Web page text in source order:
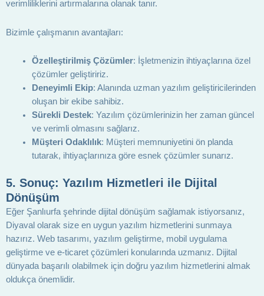
verimliliklerini artırmalarına olanak tanır.
Bizimle çalışmanın avantajları:
Özelleştirilmiş Çözümler: İşletmenizin ihtiyaçlarına özel
çözümler geliştiririz.
Deneyimli Ekip: Alanında uzman yazılım geliştiricilerinden
oluşan bir ekibe sahibiz.
Sürekli Destek: Yazılım çözümlerinizin her zaman güncel
ve verimli olmasını sağlarız.
Müşteri Odaklılık: Müşteri memnuniyetini ön planda
tutarak, ihtiyaçlarınıza göre esnek çözümler sunarız.
5. Sonuç: Yazılım Hizmetleri ile Dijital
Dönüşüm
Eğer Şanlıurfa şehrinde dijital dönüşüm sağlamak istiyorsanız,
Diyaval olarak size en uygun yazılım hizmetlerini sunmaya
hazırız. Web tasarımı, yazılım geliştirme, mobil uygulama
geliştirme ve e-ticaret çözümleri konularında uzmanız. Dijital
dünyada başarılı olabilmek için doğru yazılım hizmetlerini almak
oldukça önemlidir.